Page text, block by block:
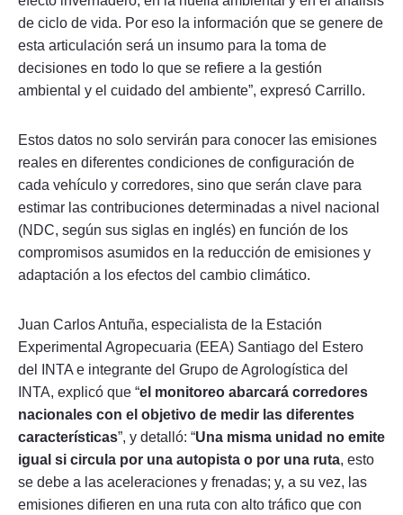
de ciclo de vida. Por eso la información que se genere de
esta articulación será un insumo para la toma de
decisiones en todo lo que se refiere a la gestión
ambiental y el cuidado del ambiente”, expresó Carrillo.
Estos datos no solo servirán para conocer las emisiones
reales en diferentes condiciones de configuración de
cada vehículo y corredores, sino que serán clave para
estimar las contribuciones determinadas a nivel nacional
(NDC, según sus siglas en inglés) en función de los
compromisos asumidos en la reducción de emisiones y
adaptación a los efectos del cambio climático.
Juan Carlos Antuña, especialista de la Estación
Experimental Agropecuaria (EEA) Santiago del Estero
del INTA e integrante del Grupo de Agrologística del
INTA, explicó que “el monitoreo abarcará corredores
nacionales con el objetivo de medir las diferentes
características”, y detalló: “Una misma unidad no emite
igual si circula por una autopista o por una ruta, esto
se debe a las aceleraciones y frenadas; y, a su vez, las
emisiones difieren en una ruta con alto tráfico que con